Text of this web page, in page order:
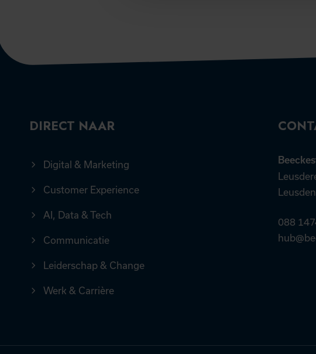
DIRECT NAAR
Digital & Marketing
Customer Experience
AI, Data & Tech
Communicatie
Leiderschap & Change
Werk & Carrière
Leusden
088